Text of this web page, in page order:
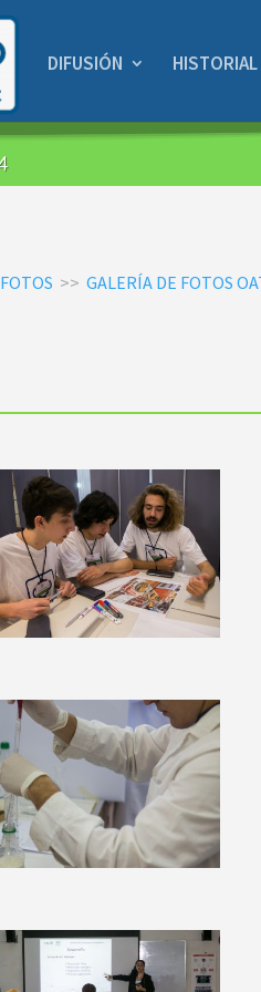
DIFUSIÓN HISTORIAL
>> GALERÍA DE FOTOS